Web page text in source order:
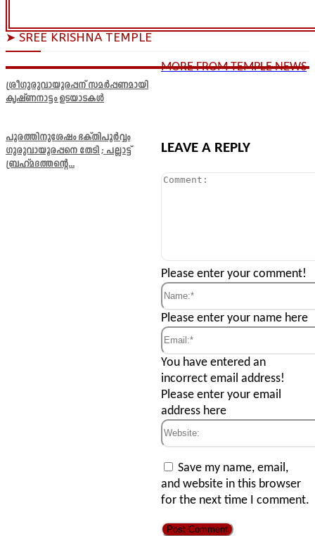
➤ SREE KRISHNA TEMPLE
ശ്രീഗുരുവായൂരപ്പന് സമർപ്പണമായി
കൃഷ്ണനാട്ടം ഉടയാടകൾ
പൂരത്തിനുശേഷം ഭക്തിപൂർവ്വം
ഗുരുവായൂരപ്പനെ തേടി ; പല്ലാട്ട്
ബ്രഹ്മദത്തന്റെ...
MORE FROM TEMPLE NEWS
LEAVE A REPLY
Comment:
Please enter your comment!
Name:*
Please enter your name here
Email:*
You have entered an
incorrect email address!
Please enter your email
address here
Save my name, email,
and website in this browser
for the next time I comment.